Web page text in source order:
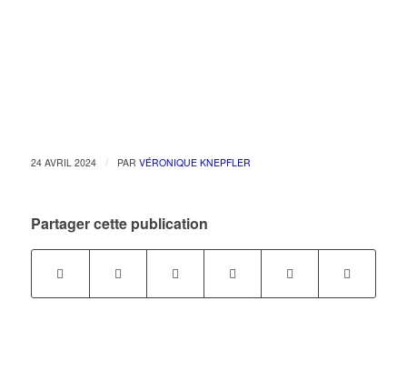
24 AVRIL 2024 / PAR VÉRONIQUE KNEPFLER
Partager cette publication